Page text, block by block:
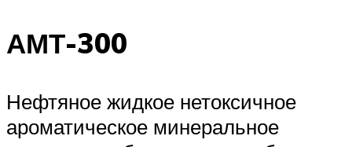
АМТ-300
Нефтяное жидкое нетоксичное
ароматическое минеральное